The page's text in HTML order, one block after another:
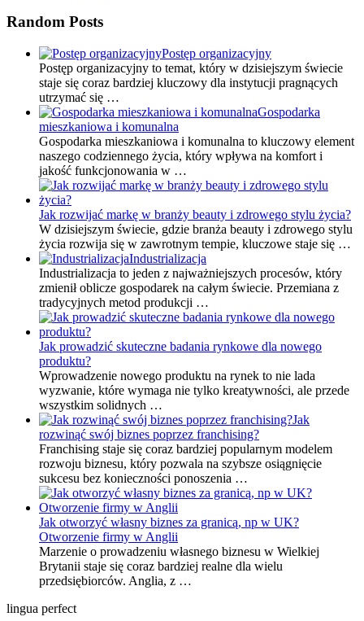
Random Posts
Postęp organizacyjny
Postęp organizacyjny to temat, który w dzisiejszym świecie
staje się coraz bardziej kluczowy dla instytucji pragnących
utrzymać się …
Gospodarka
mieszkaniowa i komunalna
Gospodarka mieszkaniowa i komunalna to kluczowy element
naszego codziennego życia, który wpływa na komfort i
jakość funkcjonowania w …
Jak rozwijać markę w branży beauty i zdrowego stylu życia?
W dzisiejszym świecie, gdzie branża beauty i zdrowego stylu
życia rozwija się w zawrotnym tempie, kluczowe staje się …
Industrializacja
Industrializacja to jeden z najważniejszych procesów, który
zmienił oblicze gospodarek na całym świecie. Przemiana z
tradycyjnych metod produkcji …
Jak prowadzić skuteczne badania rynkowe dla nowego
produktu?
Wprowadzenie nowego produktu na rynek to nie lada
wyzwanie, które wymaga nie tylko kreatywności, ale przede
wszystkim solidnych …
Jak
rozwinąć swój biznes poprzez franchising?
Franchising staje się coraz bardziej popularnym modelem
rozwoju biznesu, który pozwala na szybsze osiągnięcie
sukcesu bez konieczności ponoszenia …
Jak otworzyć własny biznes za granicą, np w UK?
Otworzenie firmy w Anglii
Marzenie o prowadzeniu własnego biznesu w Wielkiej
Brytanii staje się coraz bardziej realne dla wielu
przedsiębiorców. Anglia, z …
lingua perfect